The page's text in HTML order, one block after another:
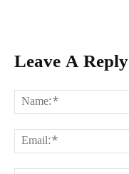
Leave A Reply